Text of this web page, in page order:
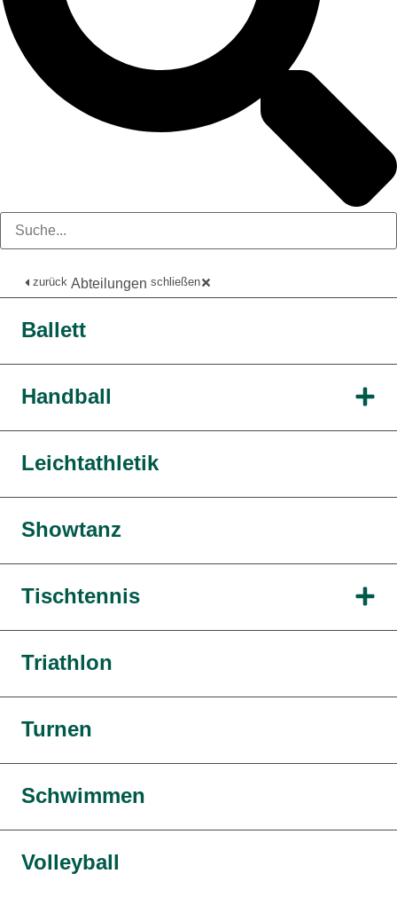
zurück Abteilungen schließen
Ballett
Handball
Leichtathletik
Showtanz
Tischtennis
Triathlon
Turnen
Schwimmen
Volleyball